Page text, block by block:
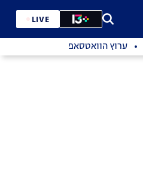
LIVE
ערוץ הוואטסאפ